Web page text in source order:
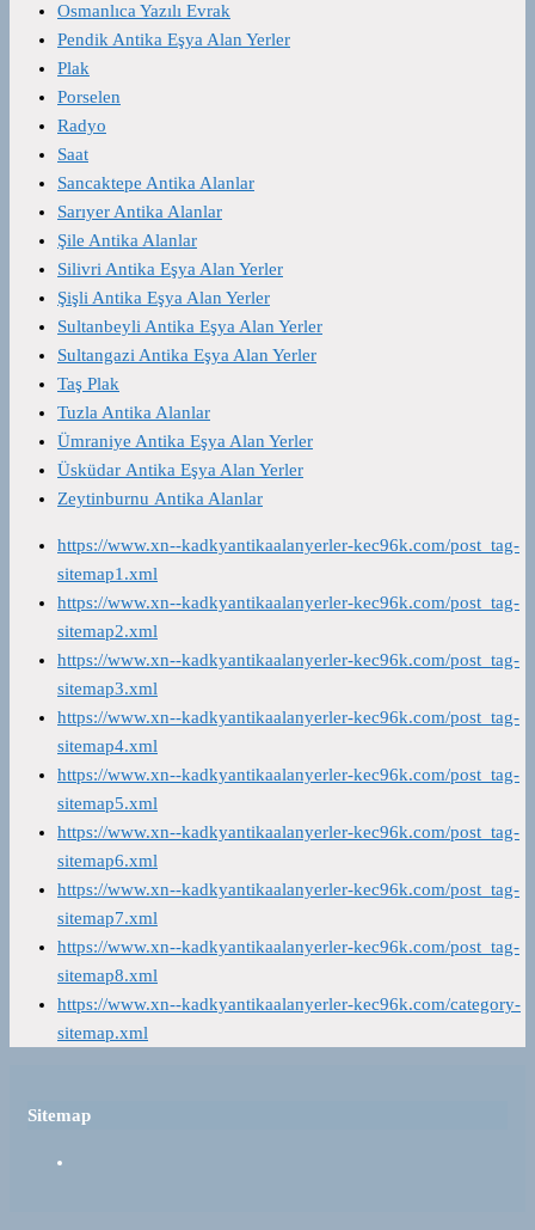
Osmanlıca Yazılı Evrak
Pendik Antika Eşya Alan Yerler
Plak
Porselen
Radyo
Saat
Sancaktepe Antika Alanlar
Sarıyer Antika Alanlar
Şile Antika Alanlar
Silivri Antika Eşya Alan Yerler
Şişli Antika Eşya Alan Yerler
Sultanbeyli Antika Eşya Alan Yerler
Sultangazi Antika Eşya Alan Yerler
Taş Plak
Tuzla Antika Alanlar
Ümraniye Antika Eşya Alan Yerler
Üsküdar Antika Eşya Alan Yerler
Zeytinburnu Antika Alanlar
https://www.xn--kadkyantikaalanyerler-kec96k.com/post_tag-
sitemap1.xml
https://www.xn--kadkyantikaalanyerler-kec96k.com/post_tag-
sitemap2.xml
https://www.xn--kadkyantikaalanyerler-kec96k.com/post_tag-
sitemap3.xml
https://www.xn--kadkyantikaalanyerler-kec96k.com/post_tag-
sitemap4.xml
https://www.xn--kadkyantikaalanyerler-kec96k.com/post_tag-
sitemap5.xml
https://www.xn--kadkyantikaalanyerler-kec96k.com/post_tag-
sitemap6.xml
https://www.xn--kadkyantikaalanyerler-kec96k.com/post_tag-
sitemap7.xml
https://www.xn--kadkyantikaalanyerler-kec96k.com/post_tag-
sitemap8.xml
https://www.xn--kadkyantikaalanyerler-kec96k.com/category-
sitemap.xml
Sitemap